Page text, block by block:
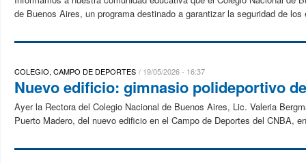
de Buenos Aires, un programa destinado a garantizar la seguridad de
COLEGIO, CAMPO DE DEPORTES 19/05/2026 - 16:37
Nuevo edificio: gimnasio polideportivo
Ayer la Rectora del Colegio Nacional de Buenos Aires, Lic. Valeria
Puerto Madero, del nuevo edificio en el Campo de Deportes del CNBA,